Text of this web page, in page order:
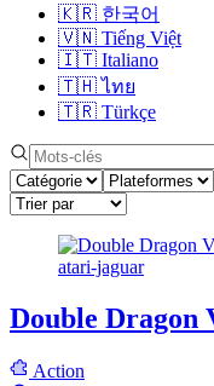
🇰🇷 한국어
🇻🇳 Tiếng Việt
🇮🇹 Italiano
🇹🇭 ไทย
🇹🇷 Türkçe
atari-jaguar
Double Dragon
Action